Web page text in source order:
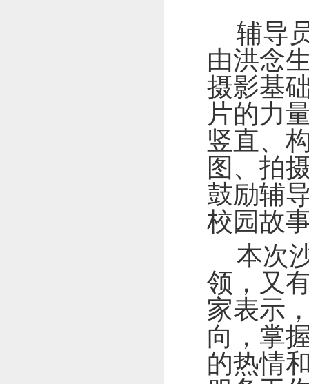
辅导
由洪念
摄影基
片的力
竖直、
图、拍
鼓励辅
校园故
本次
领，又
家表示
向，掌
的热情